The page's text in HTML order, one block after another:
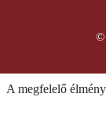
©
A megfelelő